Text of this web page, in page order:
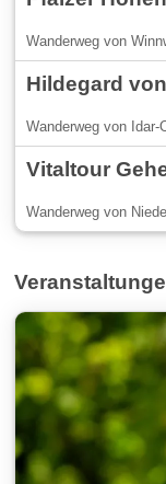
Wanderweg von
Hildegard
Wanderweg von
Vitaltour
Wanderweg von